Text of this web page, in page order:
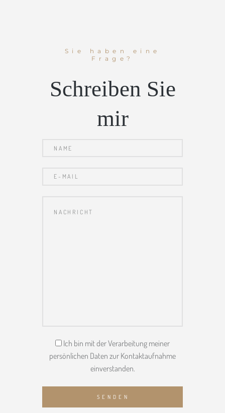
Sie haben eine
Frage?
Schreiben Sie
mir
Ich bin mit der Verarbeitung meiner
persönlichen Daten zur Kontaktaufnahme
einverstanden.
SENDEN